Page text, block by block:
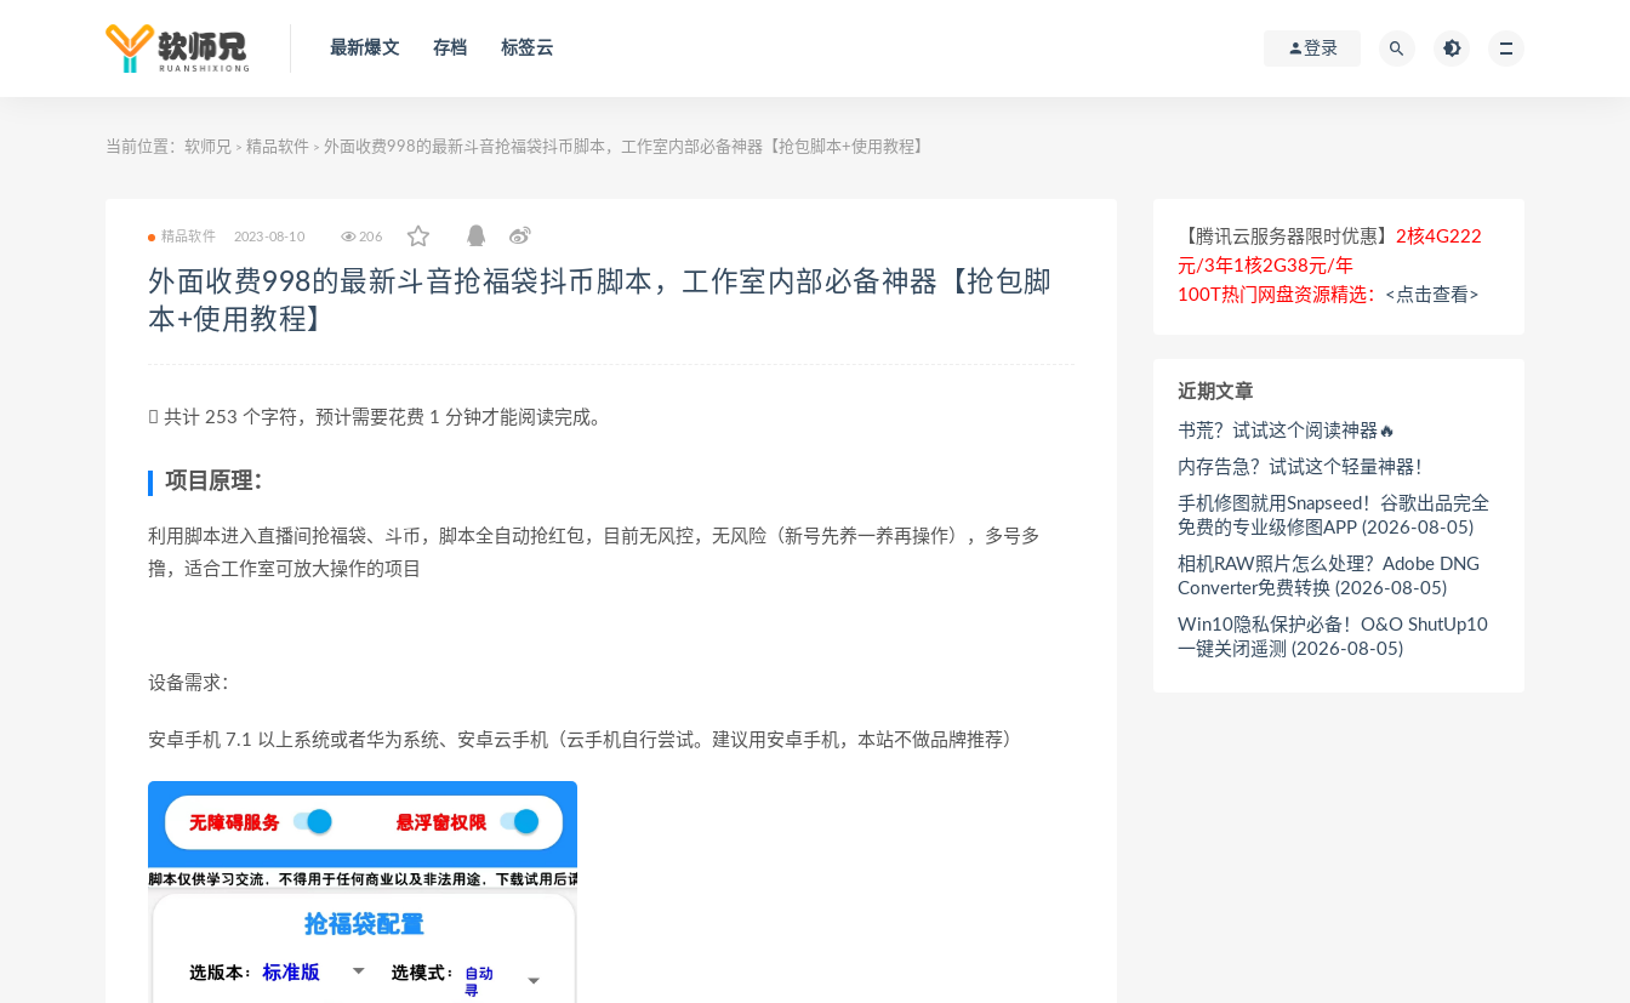
最新爆文 存档 标签云 登录
当前位置： 软师兄 > 精品软件 > 外面收费998的最新斗音抢福袋抖币脚本，工作室内部必备神器【抢包脚本+使用教程】
精品软件 2023-08-10 206
外面收费998的最新斗音抢福袋抖币脚本，工作室内部必备神器【抢包脚
本+使用教程】
共计 253 个字符，预计需要花费 1 分钟才能阅读完成。
项目原理：
利用脚本进入直播间抢福袋、斗币，脚本全自动抢红包，目前无风控，无风险（新号先养一养再操作），多号多
撸，适合工作室可放大操作的项目
设备需求：
安卓手机 7.1 以上系统或者华为系统、安卓云手机（云手机自行尝试。建议用安卓手机，本站不做品牌推荐）
【腾讯云服务器限时优惠】 2核4G222
元/3年1核2G38元/年
100T热门网盘资源精选： <点击查看>
近期文章
书荒？试试这个阅读神器🔥
内存告急？试试这个轻量神器！
手机修图就用Snapseed！谷歌出品完全
免费的专业级修图APP (2026-08-05)
相机RAW照片怎么处理？Adobe DNG
Converter免费转换 (2026-08-05)
Win10隐私保护必备！O&O ShutUp10
一键关闭遥测 (2026-08-05)